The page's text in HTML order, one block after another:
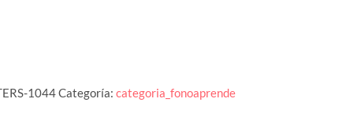
1044Categoría: categoria_fonoaprende